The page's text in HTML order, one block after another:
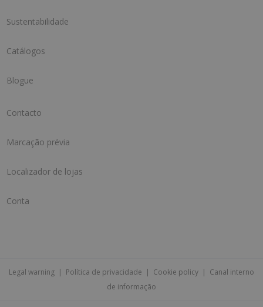
Sustentabilidade
Catálogos
Blogue
Contacto
Marcação prévia
Localizador de lojas
Conta
Legal warning | Política de privacidade | Cookie policy | Canal interno
de informação